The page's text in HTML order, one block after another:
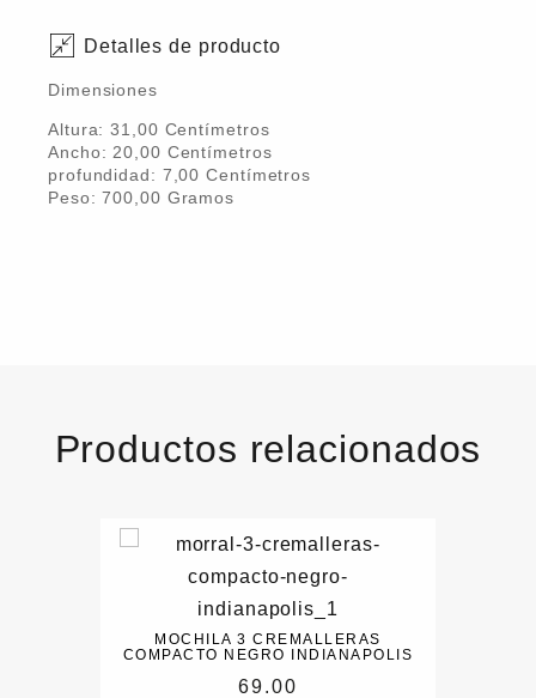
Detalles de producto
Dimensiones
Altura:31,00 Centímetros
Ancho: 20,00 Centímetros
profundidad: 7,00 Centímetros
Peso:700,00 Gramos
Productos relacionados
MOCHILA 3 CREMALLERAS
COMPACTO NEGRO INDIANAPOLIS
69.00